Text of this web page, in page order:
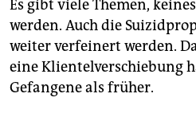
Es gibt viele Themen,
werden. Auch die
weiter verfeinert werden.
eine Klientelverschiebung
Gefangene als früher.